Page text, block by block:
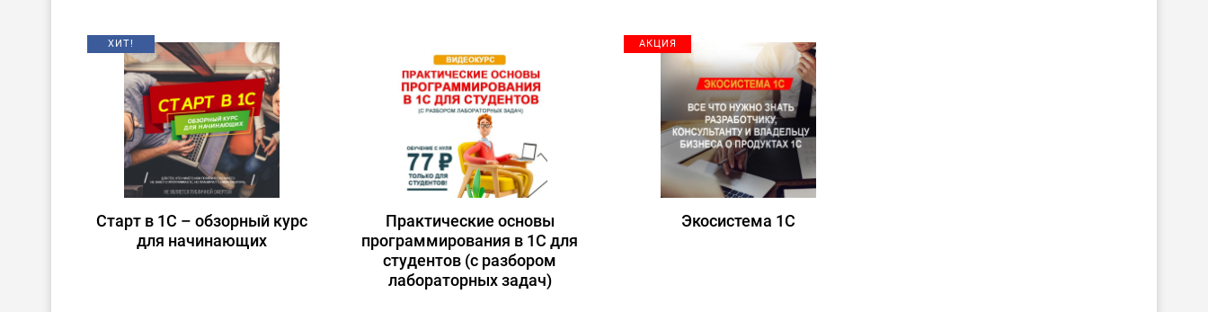
ХИТ!
Старт в 1С – обзорный курс
для начинающих
Практические основы
программирования в 1С для
студентов (с разбором
лабораторных задач)
АКЦИЯ
Экосистема 1С